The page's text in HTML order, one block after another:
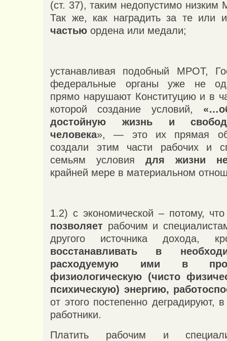
(ст. 37), таким недопустимо
Так же, как наградить за те или
частью ордена или медали;
устанавливая подобный МРОТ,
федеральные органы уже не
прямо нарушают Конституцию и в
которой создание условий,
достойную жизнь и
человека», — это их прямая
создали этим части рабочих и
семьям условия для жизни
крайней мере в материальном
1.2) с экономической – потому,
позволяет рабочим и
другого источника дохода,
восстанавливать в
расходуемую ими в
физиологическую (чисто
психическую) энергию,
от этого постепенно деградируют,
работники.
Платить рабочим и